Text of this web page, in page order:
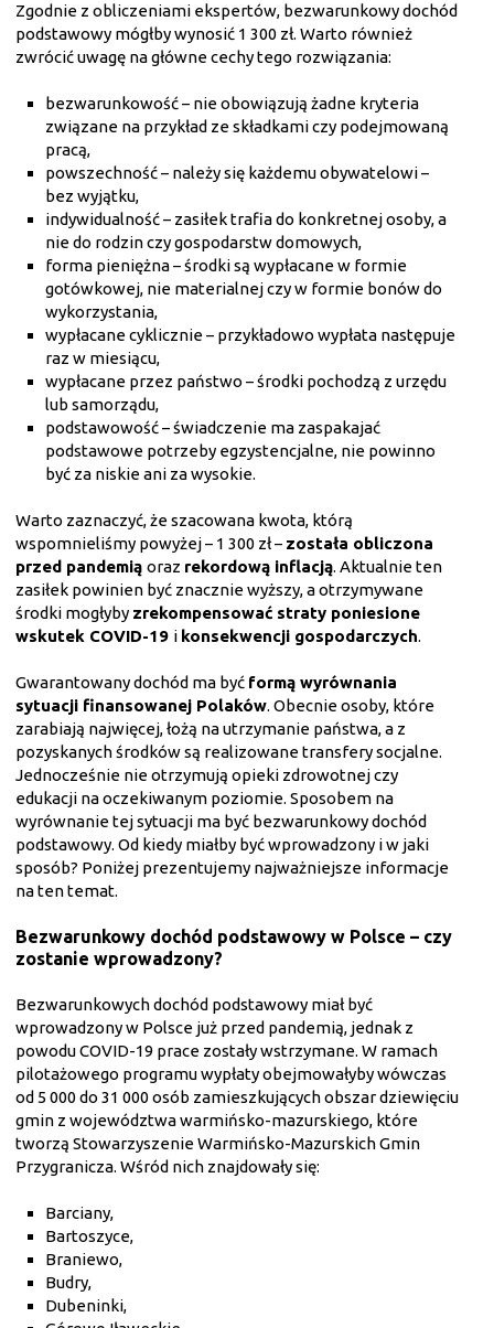
Zgodnie z obliczeniami ekspertów, bezwarunkowy dochód
podstawowy mógłby wynosić 1 300 zł. Warto również
zwrócić uwagę na główne cechy tego rozwiązania:
bezwarunkowość – nie obowiązują żadne kryteria
związane na przykład ze składkami czy podejmowaną
pracą,
powszechność – należy się każdemu obywatelowi –
bez wyjątku,
indywidualność – zasiłek trafia do konkretnej osoby, a
nie do rodzin czy gospodarstw domowych,
forma pieniężna – środki są wypłacane w formie
gotówkowej, nie materialnej czy w formie bonów do
wykorzystania,
wypłacane cyklicznie – przykładowo wypłata następuje
raz w miesiącu,
wypłacane przez państwo – środki pochodzą z urzędu
lub samorządu,
podstawowość – świadczenie ma zaspakajać
podstawowe potrzeby egzystencjalne, nie powinno
być za niskie ani za wysokie.
Warto zaznaczyć, że szacowana kwota, którą
wspomnieliśmy powyżej – 1 300 zł – została obliczona
przed pandemią oraz rekordową inflacją. Aktualnie ten
zasiłek powinien być znacznie wyższy, a otrzymywane
środki mogłyby zrekompensować straty poniesione
wskutek COVID-19 i konsekwencji gospodarczych.
Gwarantowany dochód ma być formą wyrównania
sytuacji finansowanej Polaków. Obecnie osoby, które
zarabiają najwięcej, łożą na utrzymanie państwa, a z
pozyskanych środków są realizowane transfery socjalne.
Jednocześnie nie otrzymują opieki zdrowotnej czy
edukacji na oczekiwanym poziomie. Sposobem na
wyrównanie tej sytuacji ma być bezwarunkowy dochód
podstawowy. Od kiedy miałby być wprowadzony i w jaki
sposób? Poniżej prezentujemy najważniejsze informacje
na ten temat.
Bezwarunkowy dochód podstawowy w Polsce – czy
zostanie wprowadzony?
Bezwarunkowych dochód podstawowy miał być
wprowadzony w Polsce już przed pandemią, jednak z
powodu COVID-19 prace zostały wstrzymane. W ramach
pilotażowego programu wypłaty obejmowałyby wówczas
od 5 000 do 31 000 osób zamieszkujących obszar dziewięciu
gmin z województwa warmińsko-mazurskiego, które
tworzą Stowarzyszenie Warmińsko-Mazurskich Gmin
Przygranicza. Wśród nich znajdowały się:
Barciany,
Bartoszyce,
Braniewo,
Budry,
Dubeninki,